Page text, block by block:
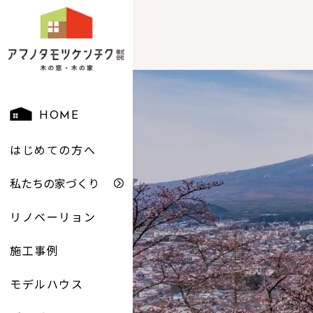
HOME
はじめての方へ
私たちの家づくり
リノベーリョン
施工事例
モデルハウス